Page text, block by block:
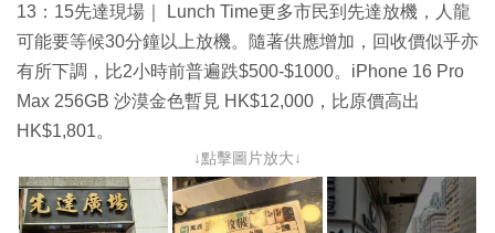
13：15先達現場｜ Lunch Time更多市民到先達放機，人龍
可能要等候30分鐘以上放機。隨著供應增加，回收價似乎亦
有所下調，比2小時前普遍跌$500-$1000。iPhone 16 Pro
Max 256GB 沙漠金色暫見 HK$12,000，比原價高出
HK$1,801。
↓點擊圖片放大↓